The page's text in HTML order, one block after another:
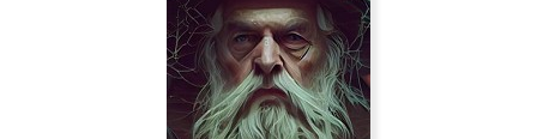
Editor's Hell